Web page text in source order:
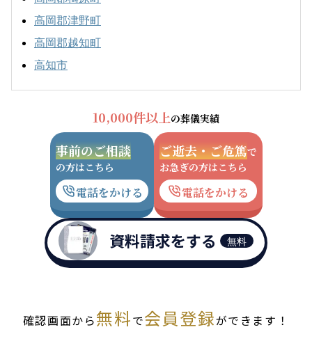
高岡郡津野町
高岡郡越知町
高知市
10,000件以上の葬儀実績
事前のご相談
の方はこちら
電話をかける
ご逝去・ご危篤で
お急ぎの方はこちら
電話をかける
資料請求をする 無料
確認画面から無料で会員登録ができます！